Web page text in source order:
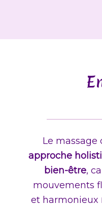
Le massage
approche
bien-être,
mouvements
et harmonieux